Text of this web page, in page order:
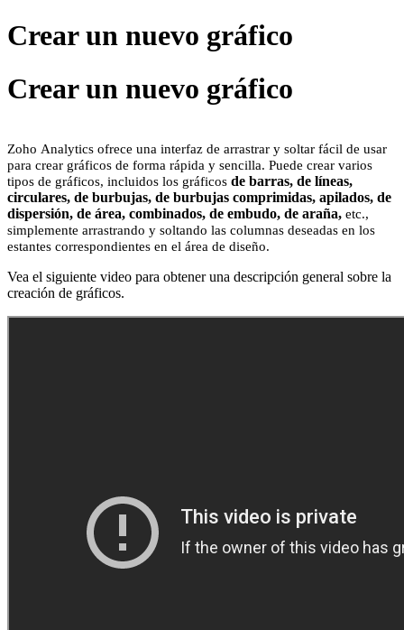
Crear un nuevo gráfico
Crear un nuevo gráfico
Zoho Analytics ofrece una interfaz de arrastrar y soltar fácil de usar
para crear gráficos de forma rápida y sencilla. Puede crear varios
tipos de gráficos, incluidos los gráficos de barras, de líneas,
circulares, de burbujas, de burbujas comprimidas, apilados, de
dispersión, de área, combinados, de embudo, de araña, etc.,
simplemente arrastrando y soltando las columnas deseadas en los
estantes correspondientes en el área de diseño.
Vea el siguiente video para obtener una descripción general sobre la
creación de gráficos.